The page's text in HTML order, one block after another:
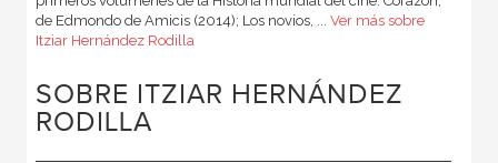
de Edmondo de Amicis (2014); Los novios, ... Ver más sobre
Itziar Hernández Rodilla
SOBRE ITZIAR HERNÁNDEZ
RODILLA